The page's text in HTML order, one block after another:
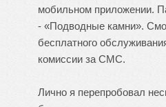
мобильном приложении.
- «Подводные камни».
бесплатного
комиссии за СМС.
Лично я перепробовал